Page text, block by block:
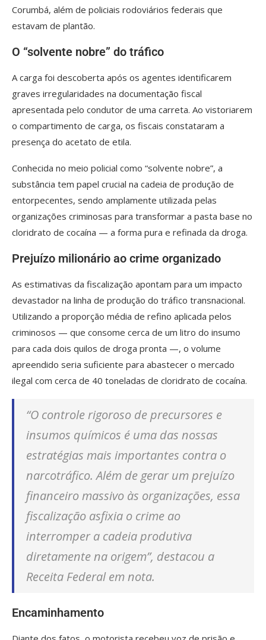
Corumbá, além de policiais rodoviários federais que
estavam de plantão.
O “solvente nobre” do tráfico
A carga foi descoberta após os agentes identificarem
graves irregularidades na documentação fiscal
apresentada pelo condutor de uma carreta. Ao vistoriarem
o compartimento de carga, os fiscais constataram a
presença do acetato de etila.
Conhecida no meio policial como “solvente nobre”, a
substância tem papel crucial na cadeia de produção de
entorpecentes, sendo amplamente utilizada pelas
organizações criminosas para transformar a pasta base no
cloridrato de cocaína — a forma pura e refinada da droga.
Prejuízo milionário ao crime organizado
As estimativas da fiscalização apontam para um impacto
devastador na linha de produção do tráfico transnacional.
Utilizando a proporção média de refino aplicada pelos
criminosos — que consome cerca de um litro do insumo
para cada dois quilos de droga pronta —, o volume
apreendido seria suficiente para abastecer o mercado
ilegal com cerca de 40 toneladas de cloridrato de cocaína.
“O controle rigoroso de precursores e
insumos químicos é uma das nossas
estratégias mais importantes contra o
narcotráfico. Além de gerar um prejuízo
financeiro massivo às organizações, essa
fiscalização asfixia o crime ao
interromper a cadeia produtiva
diretamente na origem”, destacou a
Receita Federal em nota.
Encaminhamento